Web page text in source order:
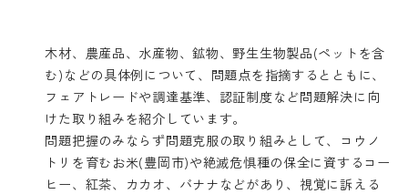
木材、農産品、水産物、鉱物、野生生物製品(ペットを含
む)などの具体例について、問題点を指摘するとともに、
フェアトレードや調達基準、認証制度など問題解決に向
けた取り組みを紹介しています。
問題把握のみならず問題克服の取り組みとして、コウノ
トリを育むお米(豊岡市)や絶滅危惧種の保全に資するコー
ヒー、紅茶、カカオ、バナナなどがあり、視覚に訴える